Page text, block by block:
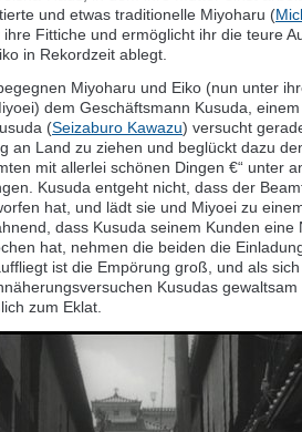
und etwas traditionelle Miyoharu (
Fittiche und ermöglicht ihr die teure
in Rekordzeit ablegt.
Miyoharu und Eiko (nun unter
dem Geschäftsmann Kusuda,
(Seizaburo Kawazu) versucht
an Land zu ziehen und beglückt dazu
mit allerlei schönen Dingen €“ unter
Kusuda entgeht nicht, dass der
hat, und lädt sie und Miyoei zu
dass Kusuda seinem Kunden eine
hat, nehmen die beiden die
ist die Empörung groß, und als
Kusudas gewaltsam
zum Eklat.